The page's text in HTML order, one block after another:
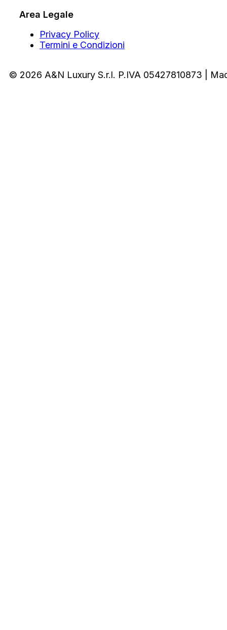
Area Legale
Privacy Policy
Termini e Condizioni
© 2026 A&N Luxury S.r.l. P.IVA 05427810873 |